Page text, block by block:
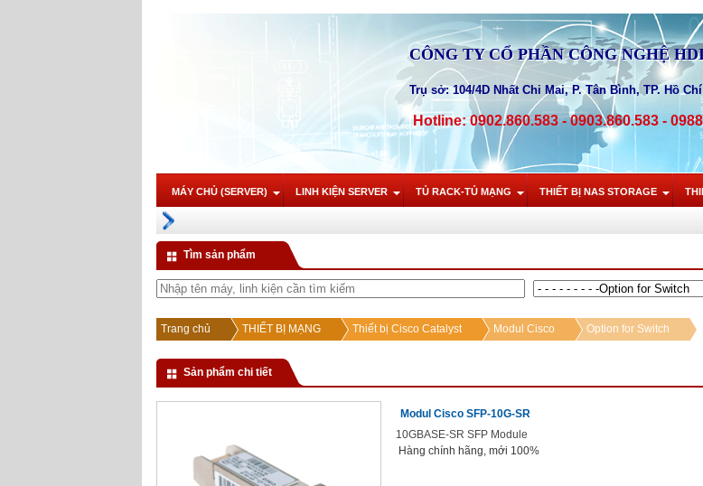
CÔNG TY CỔ PHẦN CÔNG NGHỆ
Trụ sở: 104/4D Nhất Chi Mai, P. Tân Bình, TP. Hồ
Hotline: 0902.860.583 - 0903.860.583 -
MÁY CHỦ (SERVER) LINH KIỆN SERVER TỦ RACK-TỦ MẠNG THIẾT BỊ NAS STORAGE
Tìm sản phẩm
Trang chủ THIẾT BỊ MẠNG Thiết bị Cisco Catalyst Modul Cisco Option for Switch
Sản phẩm chi tiết
Modul Cisco SFP-10G-SR
10GBASE-SR SFP Module
Hàng chính hãng, mới 100%